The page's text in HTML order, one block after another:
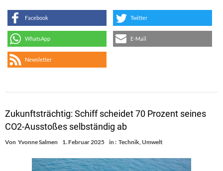
Facebook Twitter
WhatsApp E-Mail
Newsletter
Zukunftsträchtig: Schiff scheidet 70 Prozent seines
CO2-Ausstoßes selbständig ab
Von Yvonne Salmen 1. Februar 2025 in : Technik,Umwelt